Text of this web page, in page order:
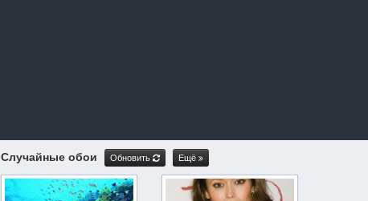
Случайные обои Обновить Ещё